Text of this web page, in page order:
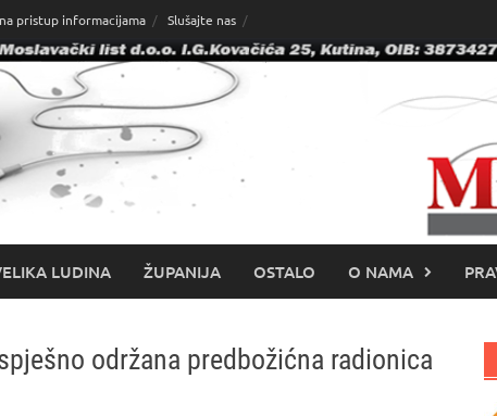
pristup informacijama Slušajte nas
LUDINA ŽUPANIJA OSTALO O NAMA
održana predbožićna radionica